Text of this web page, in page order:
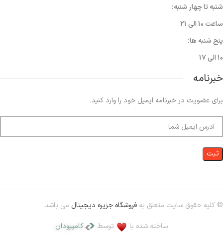
شنبه تا چهار شنبه:
ساعت ۱۰ الی ۲۱
پنج شنبه ها:
۱۰ الی ۱۷
خبرنامه
برای عضویت در خبرنامه ایمیل خود را وارد کنید.
© کلیه حقوق سایت متعلق به فروشگاه جزیره دیجیتال می باشد.
ساخته شده با
توسط کامپیودان